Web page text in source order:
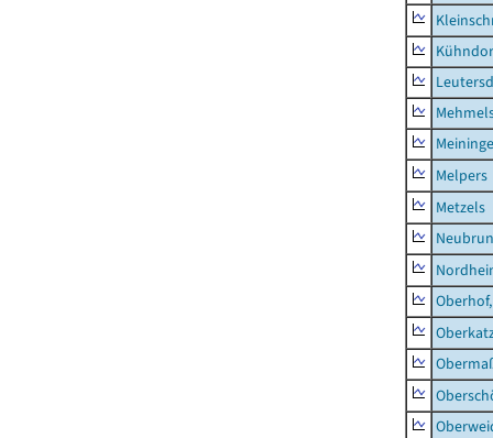
Melpers
Metzels